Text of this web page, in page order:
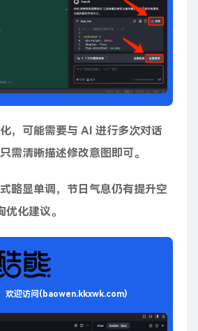
，可能需要与 AI 进行多次对话
需清晰描述修改意图即可。
略显单调，节日气息仍有提升空
化建议。
欢迎访问(baowen.kkxwk.com)